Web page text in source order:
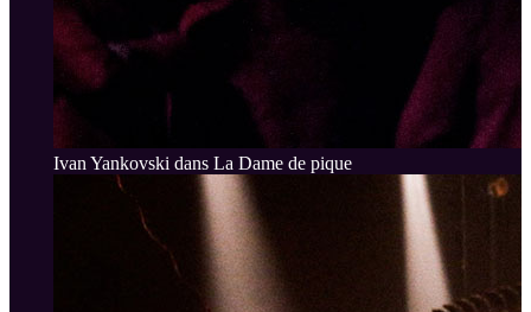
Ivan Yankovski dans La Dame de pique